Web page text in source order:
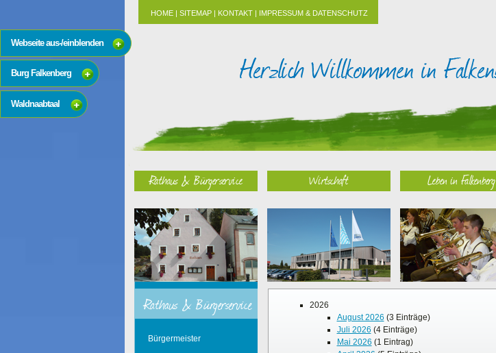
HOME| SITEMAP| KONTAKT| IMPRESSUM & DATENSCHUTZ
Rathaus & Bürgerservice Wirtschaft Leben in Falkenberg
Rathaus & Bürgerservice
Bürgermeister
2026
August 2026 (3 Einträge)
Juli 2026 (4 Einträge)
Mai 2026 (1 Eintrag)
Webseite aus-/einblenden
Burg Falkenberg
Waldnaabtaal